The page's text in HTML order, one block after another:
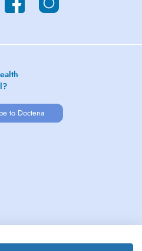
to Doctena